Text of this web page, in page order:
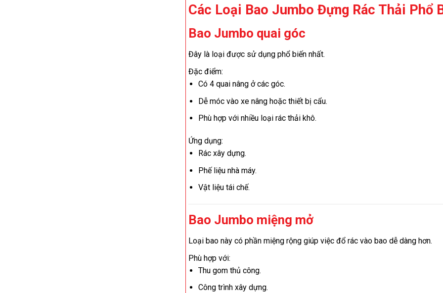
Các Loại Bao Jumbo Đựng Rác Thải Phổ
Bao Jumbo quai góc
Đây là loại được sử dụng phổ biến nhất.
Đặc điểm:
Có 4 quai nâng ở các góc.
Dễ móc vào xe nâng hoặc thiết bị cẩu.
Phù hợp với nhiều loại rác thải khô.
Ứng dụng:
Rác xây dựng.
Phế liệu nhà máy.
Vật liệu tái chế.
Bao Jumbo miệng mở
Loại bao này có phần miệng rộng giúp việc đổ rác vào bao dễ dàng hơn.
Phù hợp với:
Thu gom thủ công.
Công trình xây dựng.